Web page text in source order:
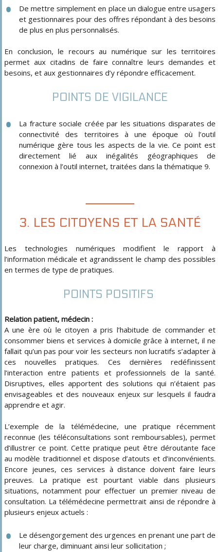
De mettre simplement en place un dialogue entre usagers
et gestionnaires pour des offres répondant à des besoins
de plus en plus personnalisés.
En conclusion, le recours au numérique sur les territoires
permet aux citadins de faire connaître leurs demandes et
besoins, et aux gestionnaires d’y répondre efficacement.
POINTS DE VIGILANCE
La fracture sociale créée par les situations disparates de
connectivité des territoires à une époque où l’outil
numérique gère tous les aspects de la vie. Ce point est
directement lié aux inégalités géographiques de
connexion à l’outil internet, traitées dans la thématique 9.
3. LES CITOYENS ET LA SANTÉ
Les technologies numériques modifient le rapport à
l’information médicale et agrandissent le champ des possibles
en termes de type de pratiques.
POINTS POSITIFS
Relation patient, médecin :
A une ère où le citoyen a pris l’habitude de commander et
consommer biens et services à domicile grâce à internet, il ne
fallait qu’un pas pour voir les secteurs non lucratifs s’adapter à
ces nouvelles pratiques. Ces dernières redéfinissent
l’interaction entre patients et professionnels de la santé.
Disruptives, elles apportent des solutions qui n’étaient pas
envisageables et des nouveaux enjeux sur lesquels il faudra
apprendre et agir.
L’exemple de la télémédecine, une pratique récemment
reconnue (les téléconsultations sont remboursables), permet
d’illustrer ce point. Cette pratique peut être déroutante face
au modèle traditionnel et dispose d’atouts et d’inconvénients.
Encore jeunes, ces services à distance doivent faire leurs
preuves. La pratique est pourtant viable dans plusieurs
situations, notamment pour effectuer un premier niveau de
consultation. La télémédecine permettrait ainsi de répondre à
plusieurs enjeux actuels :
Le désengorgement des urgences en prenant une part de
leur charge, diminuant ainsi leur sollicitation ;